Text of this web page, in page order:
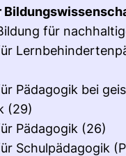
für
Pädagogik bei
(29)
Pädagogik (26)
Schulpädagogik